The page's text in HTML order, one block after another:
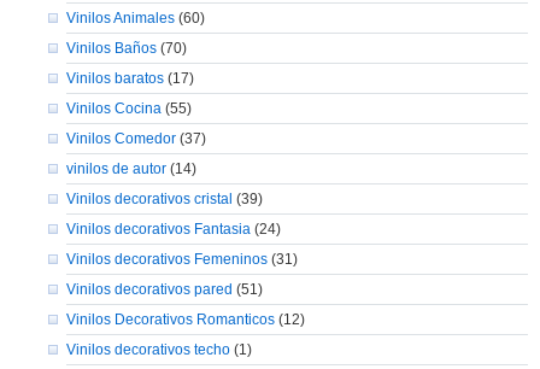
Vinilos Animales(60)
Vinilos Baños(70)
Vinilos baratos(17)
Vinilos Cocina (55)
Vinilos Comedor(37)
vinilos de autor(14)
Vinilos decorativos cristal (39)
Vinilos decorativos Fantasia (24)
Vinilos decorativos Femeninos(31)
Vinilos decorativos pared (51)
Vinilos Decorativos Romanticos(12)
Vinilos decorativos techo(1)